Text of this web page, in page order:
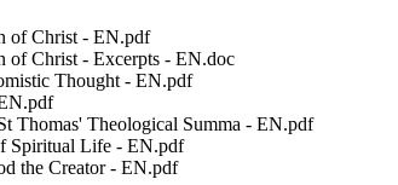
of Christ - EN.pdf
Christ - Excerpts - EN.doc
Thought - EN.pdf
Theological Summa - EN.pdf
Spiritual Life - EN.pdf
the Creator - EN.pdf